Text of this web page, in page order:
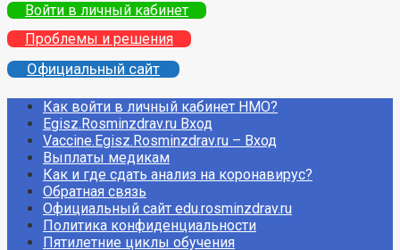
Войти в личный кабинет
Проблемы и решения
Официальный сайт
Как войти в личный кабинет НМО?
Egisz.Rosminzdrav.ru Вход
Vaccine.Egisz.Rosminzdrav.ru – Вход
Выплаты медикам
Как и где сдать анализ на коронавирус?
Обратная связь
Официальный сайт edu.rosminzdrav.ru
Политика конфиденциальности
Пятилетние циклы обучения